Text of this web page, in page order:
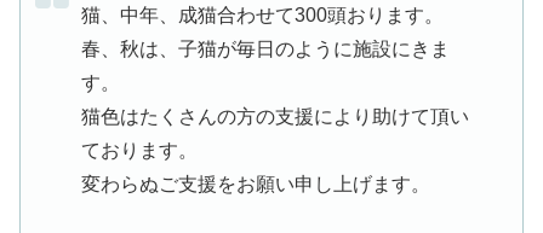
猫、中年、成猫合わせて300頭おります。
春、秋は、子猫が毎日のように施設にきま
す。
猫色はたくさんの方の支援により助けて頂い
ております。
変わらぬご支援をお願い申し上げます。